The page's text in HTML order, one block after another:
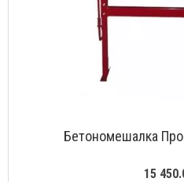
Бетономешалка
15